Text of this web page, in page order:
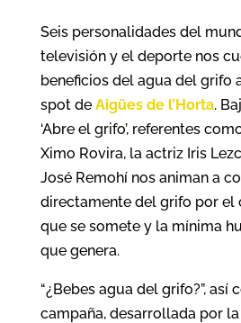
Seis personalidades del
televisión y el deporte nos
beneficios del agua del grifo
spot de Aigües de l’Horta.
‘Abre el grifo’, referentes
Ximo Rovira, la actriz Iris
José Remohí nos animan a
directamente del grifo por el
que se somete y la mínima
que genera.
“¿Bebes agua del grifo?”, así
campaña, desarrollada por